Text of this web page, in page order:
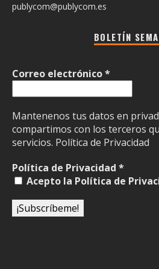
publycom@publycom.es
BOLETÍN
Correo electrónico*
Mantenenos tus datos en
compartimos con los terceros
servicios. Política de Privacidad
Política de Privacidad *
Acepto la Política de